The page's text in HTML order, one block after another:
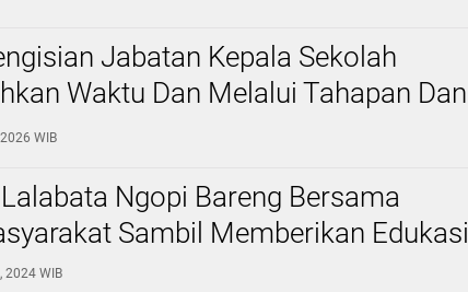
Jabatan Kepala Sekolah
Waktu Dan Melalui Tahapan Dan
WIB
Ngopi Bareng Bersama
Sambil Memberikan Edukasi
2024 WIB